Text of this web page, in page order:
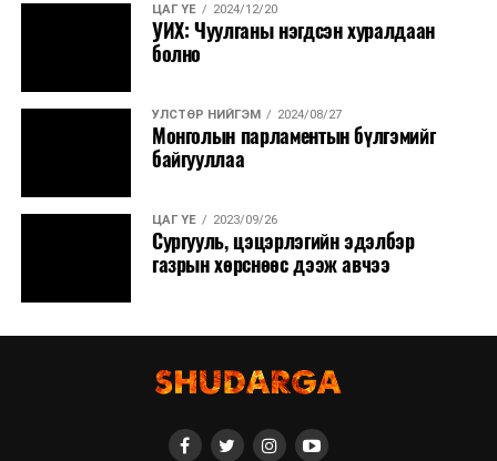
ЦАГ ҮЕ 2024/12/20
УИХ: Чуулганы нэгдсэн хуралдаан
болно
УЛСТӨР НИЙГЭМ 2024/08/27
Монголын парламентын бүлгэмийг
байгууллаа
ЦАГ ҮЕ 2023/09/26
Сургууль, цэцэрлэгийн эдэлбэр
газрын хөрснөөс дээж авчээ